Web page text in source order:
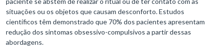
situações ou os objetos que causam desconforto. Estudos
científicos têm demonstrado que 70% dos pacientes apresentam
redução dos sintomas obsessivo-compulsivos a partir dessas
abordagens.